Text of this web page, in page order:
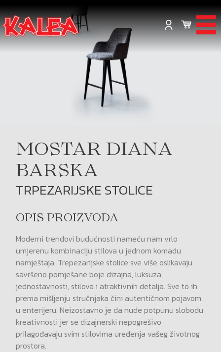
MOSTAR DIANA
BARSKA
TRPEZARIJSKE STOLICE
OPIS PROIZVODA
Moderni trendovi budućnosti nameću nam vrlo
umjerenu kombinaciju stilova u jednom komadu
namještaja. Trepezarijske stolice sve više oslikavaju
savršeno pomješane boje dizajna, luksuza,
jednostavnosti, stilova i atraktivnih detalja. Sve to ih
prema mišljenju stručnjaka čini autentičnom pojavom
u enterijeru. Neizostavno je da nude potpunu slobodu
kreativnosti jer se dizajnerski nepogrešivo
prilagođavaju svim stilovima uređenja vašeg životnog
prostora.